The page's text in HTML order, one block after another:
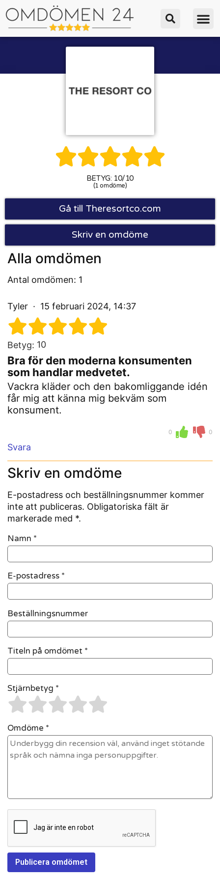

BETYG: 10/10
(1 omdöme)
Gå till Theresortco.com
Skriv en omdöme
Alla omdömen
Antal omdömen: 1
Tyler 15 februari 2024, 14:37
Betyg: 10
Bra för den moderna konsumenten
som handlar medvetet.
Vackra kläder och den bakomliggande idén
får mig att känna mig bekväm som
konsument.
0 0
Svara
Skriv en omdöme
E-postadress och beställningsnummer kommer
inte att publiceras. Obligatoriska fält är
markerade med *.
Namn *
E-postadress *
Beställningsnummer
Titeln på omdömet *
Stjärnbetyg *
Omdöme *